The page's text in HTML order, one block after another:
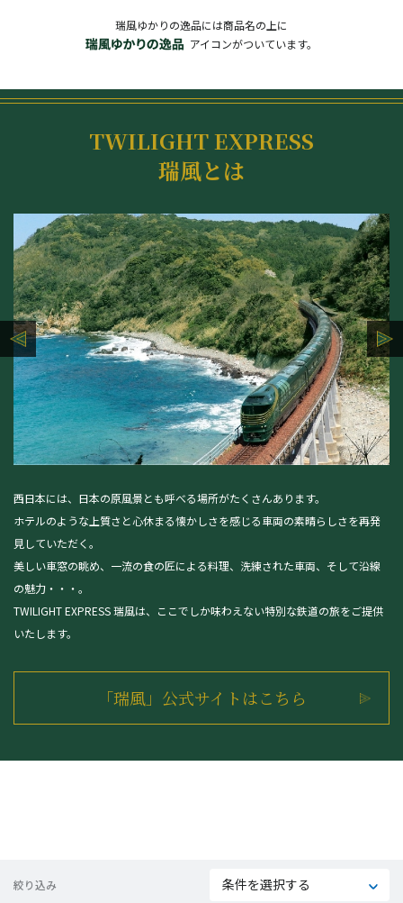
瑞風ゆかりの逸品には商品名の上に
アイコンがついています。
TWILIGHT EXPRESS
瑞風とは
西日本には、日本の原風景とも呼べる場所がたくさんあります。
ホテルのような上質さと心休まる懐かしさを感じる車両の素晴らしさを再発
見していただく。
美しい車窓の眺め、一流の食の匠による料理、洗練された車両、そして沿線
の魅力・・・。
TWILIGHT EXPRESS 瑞風は、ここでしか味わえない特別な鉄道の旅をご提供
いたします。
「瑞風」公式サイトはこちら
絞り込み 条件を選択する